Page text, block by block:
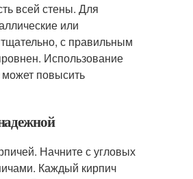
всей стены. Для
или
с правильным
Использование
может повысить
Начните с угловых
Каждый кирпич